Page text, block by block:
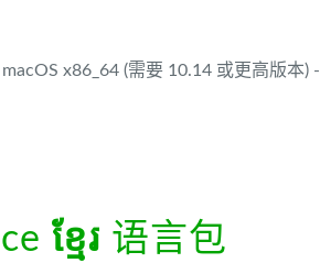
x86_64 (需要 10.14 或更高版本) -
ខ្មែរ 语言包